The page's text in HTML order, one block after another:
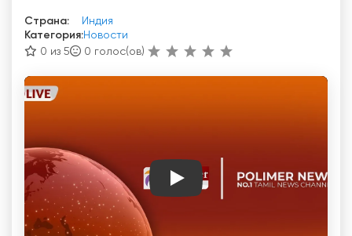
Страна:
Индия
Категория:Новости
0 из 5
0 голос(ов)